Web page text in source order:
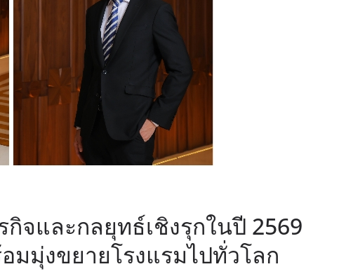
กิจและกลยุทธ์เชิงรุกในปี 2569
มมุ่งขยายโรงแรมไปทั่วโลก